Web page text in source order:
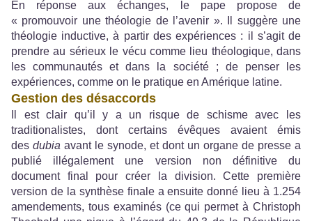
En réponse aux échanges, le pape propose de
« promouvoir une théologie de l’avenir ». Il suggère une
théologie inductive, à partir des expériences : il s’agit de
prendre au sérieux le vécu comme lieu théologique, dans
les communautés et dans la société ; de penser les
expériences, comme on le pratique en Amérique latine.
Gestion des désaccords
Il est clair qu’il y a un risque de schisme avec les
traditionalistes, dont certains évêques avaient émis
des dubia avant le synode, et dont un organe de presse a
publié illégalement une version non définitive du
document final pour créer la division. Cette première
version de la synthèse finale a ensuite donné lieu à 1.254
amendements, tous examinés (ce qui permet à Christoph